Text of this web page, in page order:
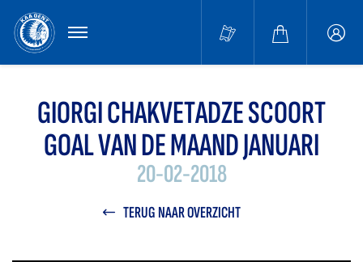
MENU
GIORGI CHAKVETADZE SCOORT
GOAL VAN DE MAAND JANUARI
20-02-2018
TERUG NAAR OVERZICHT